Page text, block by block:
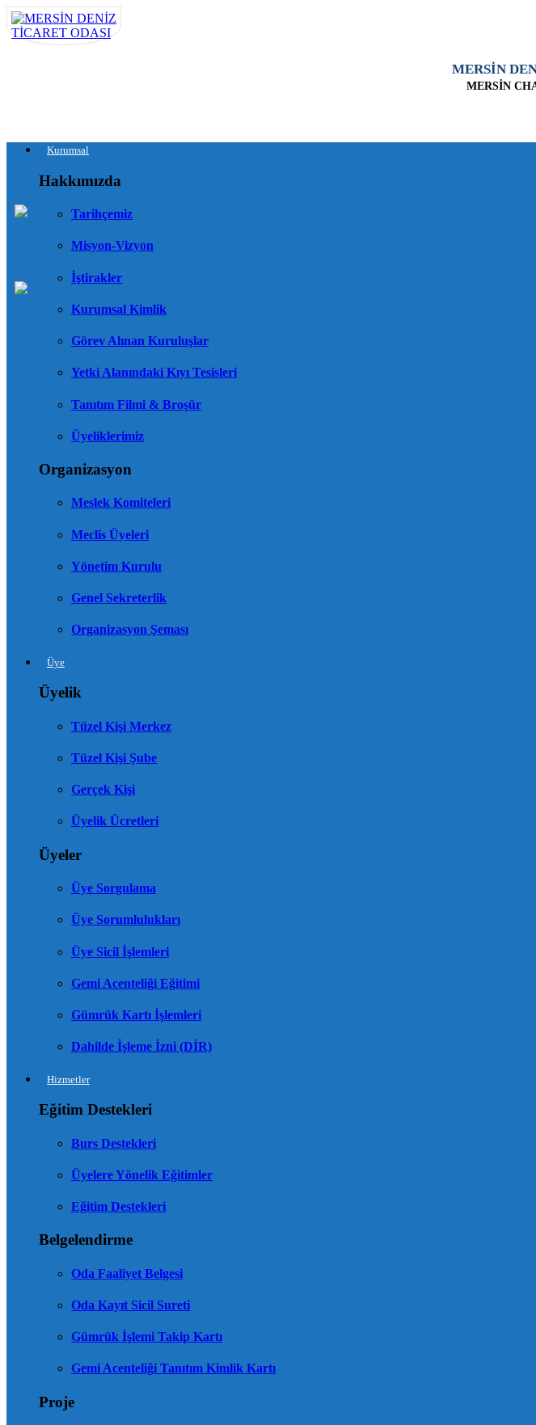
MERSİN
MERSİN
Kurumsal
Hakkımızda
Tarihçemiz
Misyon-Vizyon
İştirakler
Kurumsal Kimlik
Görev Alınan Kuruluşlar
Yetki Alanındaki Kıyı Tesisleri
Tanıtım Filmi & Broşür
Üyeliklerimiz
Organizasyon
Meslek Komiteleri
Meclis Üyeleri
Yönetim Kurulu
Genel Sekreterlik
Organizasyon Şeması
Üye
Üyelik
Tüzel Kişi Merkez
Tüzel Kişi Şube
Gerçek Kişi
Üyelik Ücretleri
Üyeler
Üye Sorgulama
Üye Sorumlulukları
Üye Sicil İşlemleri
Gemi Acenteliği Eğitimi
Gümrük Kartı İşlemleri
Dahilde İşleme İzni (DİR)
Hizmetler
Eğitim Destekleri
Burs Destekleri
Üyelere Yönelik Eğitimler
Eğitim Destekleri
Belgelendirme
Oda Faaliyet Belgesi
Oda Kayıt Sicil Sureti
Gümrük İşlemi Takip Kartı
Gemi Acenteliği Tanıtım Kimlik Kartı
Proje